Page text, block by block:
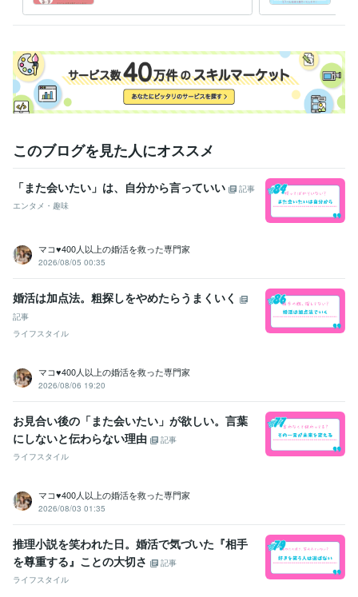
得意分野
雑談
語学力
中国語 日常会話レベル
す！
このブログを見た人にオススメ
「また会いたい」は、自分から言っていい
記事
エンタメ・趣味
マコ♥️400人以上の婚活を救った専門家
2026/08/05 00:35
婚活は加点法。粗探しをやめたらうまくいく
記事
ライフスタイル
マコ♥️400人以上の婚活を救った専門家
2026/08/06 19:20
お見合い後の「また会いたい」が欲しい。言葉
にしないと伝わらない理由
記事
ライフスタイル
マコ♥️400人以上の婚活を救った専門家
2026/08/03 01:35
推理小説を笑われた日。婚活で気づいた『相手
を尊重する』ことの大切さ
記事
ライフスタイル